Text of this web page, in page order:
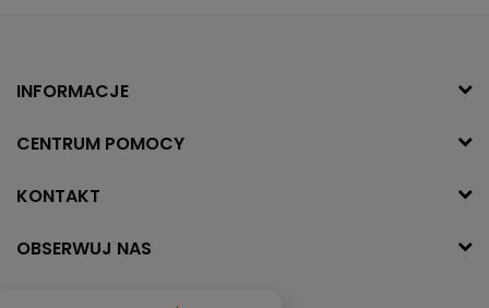
INFORMACJE
CENTRUM POMOCY
KONTAKT
OBSERWUJ NAS